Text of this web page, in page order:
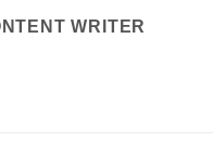
WRITER